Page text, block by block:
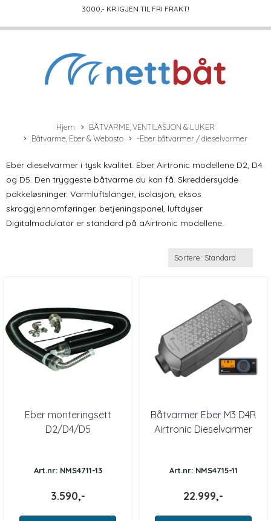
3000,- KR IGJEN TIL FRI FRAKT!
Hjem
BÅTVARME, VENTILASJON & LUKER
Båtvarme, Eber & Webasto
-Eber båtvarmer / dieselvarmer
Eber dieselvarmer i tysk kvalitet. Eber Airtronic modellene D2, D4
og D5. Den tryggeste båtvarme du kan få. Skreddersydde
pakkeløsninger. Varmluftslanger, isolasjon, eksos
skroggjennomføringer. betjeningspanel, luftdyser.
Digitalmodulator er standard på aAirtronic modellene.
Eber monteringsett
D2/D4/D5
Art.nr: NMS4711-13
3.590,-
Båtvarmer Eber M3 D4R
Airtronic Dieselvarmer
Art.nr: NMS4715-11
22.999,-